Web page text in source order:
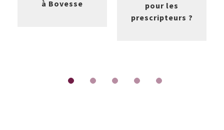
à Bovesse
pour les
prescripteurs ?